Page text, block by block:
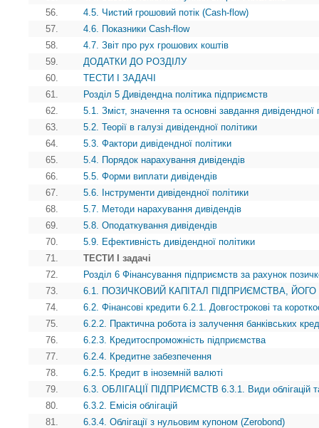
56.
4.5. Чистий грошовий потік (Cash-flow)
57.
4.6. Показники Cash-flow
58.
4.7. Звіт про рух грошових коштів
59.
ДОДАТКИ ДО РОЗДІЛУ
60.
ТЕСТИ І ЗАДАЧІ
61.
Розділ 5 Дивідендна політика підприємств
62.
5.1. Зміст, значення та основні завдання дивідендної
63.
5.2. Теорії в галузі дивідендної політики
64.
5.3. Фактори дивідендної політики
65.
5.4. Порядок нарахування дивідендів
66.
5.5. Форми виплати дивідендів
67.
5.6. Інструменти дивідендної політики
68.
5.7. Методи нарахування дивідендів
69.
5.8. Оподаткування дивідендів
70.
5.9. Ефективність дивідендної політики
71.
ТЕСТИ І задачі
72.
Розділ 6 Фінансування підприємств за рахунок
73.
6.1. ПОЗИЧКОВИЙ КАПІТАЛ ПІДПРИЄМСТВА,
74.
6.2. Фінансові кредити 6.2.1. Довгострокові та
75.
6.2.2. Практична робота із залучення банківських
76.
6.2.3. Кредитоспроможність підприємства
77.
6.2.4. Кредитне забезпечення
78.
6.2.5. Кредит в іноземній валюті
79.
6.3. ОБЛІГАЦІЇ ПІДПРИЄМСТВ 6.3.1. Види облігацій
80.
6.3.2. Емісія облігацій
81.
6.3.4. Облігації з нульовим купоном (Zerobond)